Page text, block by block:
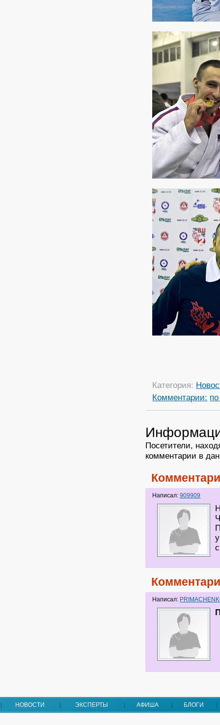
Категория:
Комментарии:
Посетители,
комментарии в
Написал:909909
Написал:
НОВОСТИ ЭКСПЕРТЫ АФИША БЛОГИ